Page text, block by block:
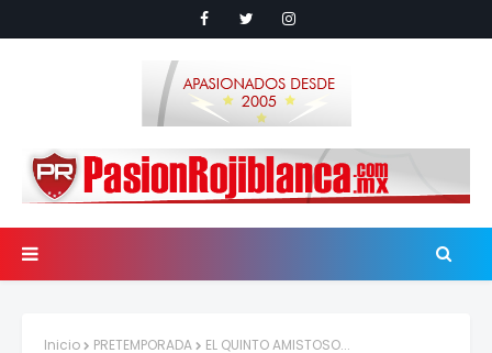
Inicio PRETEMPORADA EL QUINTO AMISTOSO...